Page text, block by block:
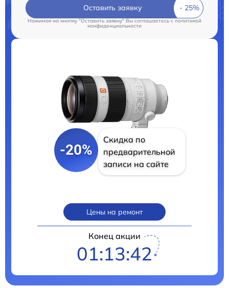
Оставить заявку
Нажимая на кнопку "Оставить заявку" Вы соглашаетесь c политикой
конфиденциальности
-20%
Скидка по
предварительной
записи на сайте
Цены на ремонт
Конец акции
01:13:40